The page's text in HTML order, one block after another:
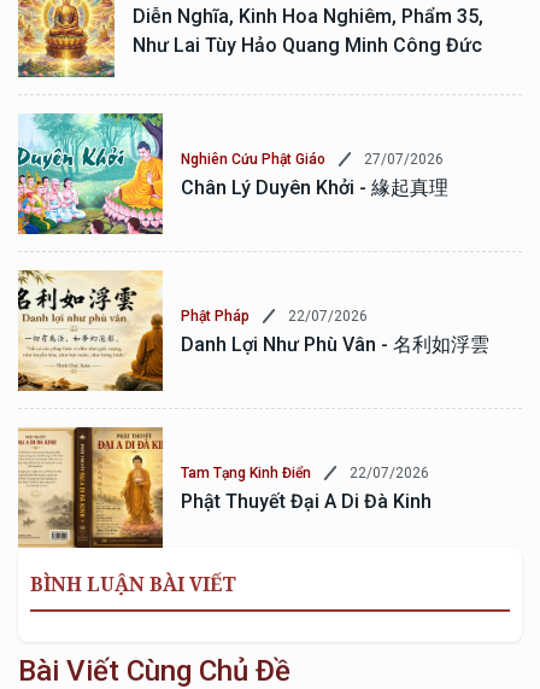
Diễn Nghĩa, Kinh Hoa Nghiêm, Phẩm 35,
Như Lai Tùy Hảo Quang Minh Công Đức
Nghiên Cứu Phật Giáo 27/07/2026
Chân Lý Duyên Khởi - 緣起真理
Phật Pháp 22/07/2026
Danh Lợi Như Phù Vân - 名利如浮雲
Tam Tạng Kinh Điển 22/07/2026
Phật Thuyết Đại A Di Đà Kinh
BÌNH LUẬN BÀI VIẾT
Bài Viết Cùng Chủ Đề